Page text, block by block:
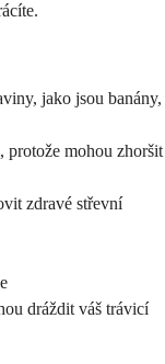
jako jsou banány,
protože mohou zhoršit
zdravé střevní
dráždit váš trávicí